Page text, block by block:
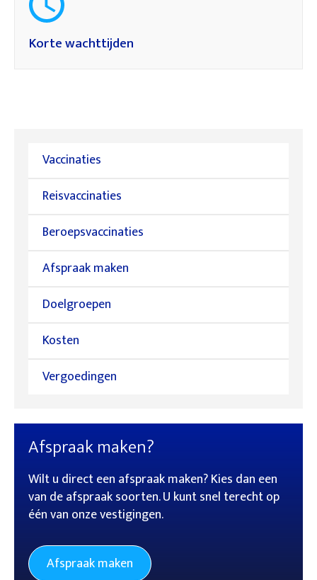
Korte wachttijden
Vaccinaties
Reisvaccinaties
Beroepsvaccinaties
Afspraak maken
Doelgroepen
Kosten
Vergoedingen
Afspraak maken?
Wilt u direct een afspraak maken? Kies dan een
van de afspraak soorten. U kunt snel terecht op
één van onze vestigingen.
Afspraak maken